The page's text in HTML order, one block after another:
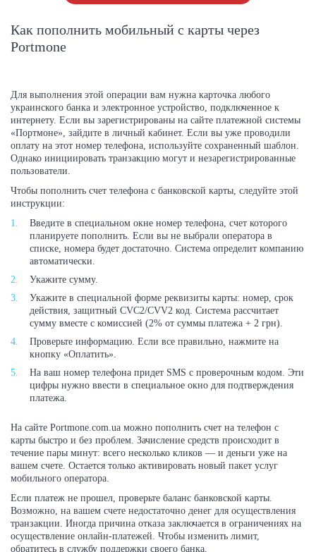
Как пополнить мобильный с карты через
Portmone
Для выполнения этой операции вам нужна карточка любого
украинского банка и электронное устройство, подключенное к
интернету. Если вы зарегистрированы на сайте платежной системы
«Портмоне», зайдите в личный кабинет. ‎Если вы уже проводили
оплату на этот номер телефона, используйте сохраненный шаблон.
Однако инициировать транзакцию могут и незарегистрированные
пользователи.
Чтобы пополнить счет телефона с банковской карты, следуйте этой
инструкции:
Введите в специальном окне номер телефона, счет которого
планируете пополнить. Если вы не выбрали оператора в
списке, номера будет достаточно. Система определит компанию
автоматически.
Укажите сумму.
Укажите в специальной форме реквизиты карты: номер, срок
действия, защитный CVC2/CVV2 код. Система рассчитает
сумму вместе с комиссией (2% от суммы платежа + 2 грн).
Проверьте информацию. Если все правильно, нажмите на
кнопку «Оплатить».
На ваш номер телефона придет SMS с проверочным кодом. Эти
цифры нужно ввести в специальное окно для подтверждения
платежа.
На сайте Portmone.com.ua можно пополнить счет на телефон с
карты быстро и без проблем. Зачисление средств происходит в
течение пары минут: всего несколько кликов — и деньги уже на
вашем счете. Остается только активировать новый пакет услуг
мобильного оператора.
Если платеж не прошел, проверьте баланс банковской карты.
Возможно, на вашем счете недостаточно денег для осуществления
транзакции. Иногда причина отказа заключается в ограничениях на
осуществление онлайн-платежей. Чтобы изменить лимит,
обратитесь в службу поддержки своего банка.